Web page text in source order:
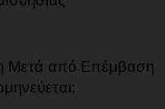
Μετά από Επέμβαση